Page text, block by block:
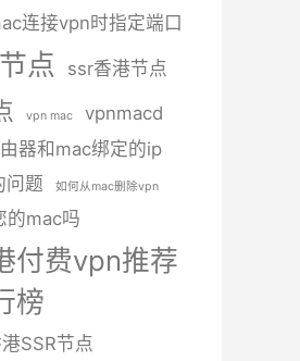
连接vpn时指定端口
点 ssr香港节点
vpn mac vpnmacd
器和mac绑定的ip
问题
如何从mac删除vpn
的mac吗
付费vpn推荐
榜
SSR节点